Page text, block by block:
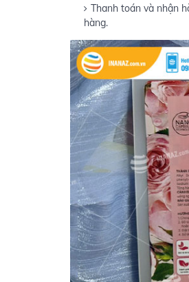
Thanh toán và nhận
hàng.